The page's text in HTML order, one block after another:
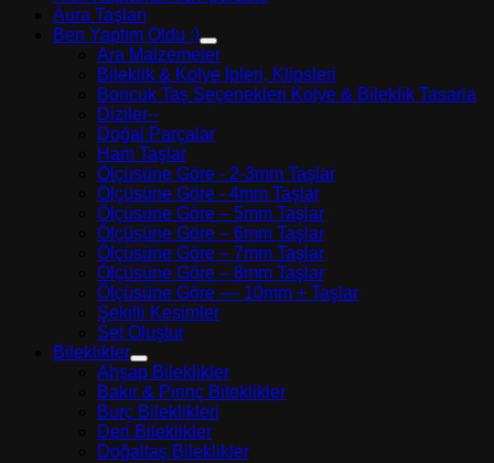
- INSTAGRAM HESABIMIZ TIKLAYINIZ
- SİPARİŞ SONRASI KARGO TAKİBİ İÇİN HESABIM -
SİPARİŞLERİM
- YURT DIŞI GÖNDERİM YAPIYORUZ.DETAYLAR
İÇİN İLETİŞİM TIKLAYINIZ
- INSTAGRAM HESABIMIZ TIKLAYINIZ
- SİPARİŞ SONRASI KARGO TAKİBİ İÇİN HESABIM -
SİPARİŞLERİM
Aura Taşları
Ben Yaptım Oldu :)
Ara Malzemeler
Bileklik & Kolye İpleri, Klipsleri
Boncuk Taş Seçenekleri Kolye & Bileklik Tasarla
Diziler--
Doğal Parçalar
Ham Taşlar
Ölçüsüne Göre - 2-3mm Taşlar
Ölçüsüne Göre - 4mm Taşlar
Ölçüsüne Göre – 5mm Taşlar
Ölçüsüne Göre – 6mm Taşlar
Ölçüsüne Göre – 7mm Taşlar
Ölçüsüne Göre – 8mm Taşlar
Ölçüsüne Göre –– 10mm + Taşlar
Şekilli Kesimler
Set Oluştur
Bileklikler
Ahşap Bileklikler
Bakır & Pirinç Bileklikler
Burç Bileklikleri
Deri Bileklikler
Doğaltaş Bileklikler